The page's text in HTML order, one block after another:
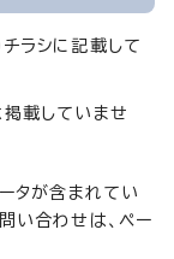
ラシに記載して
載していませ
タが含まれてい
い合わせは、ペー